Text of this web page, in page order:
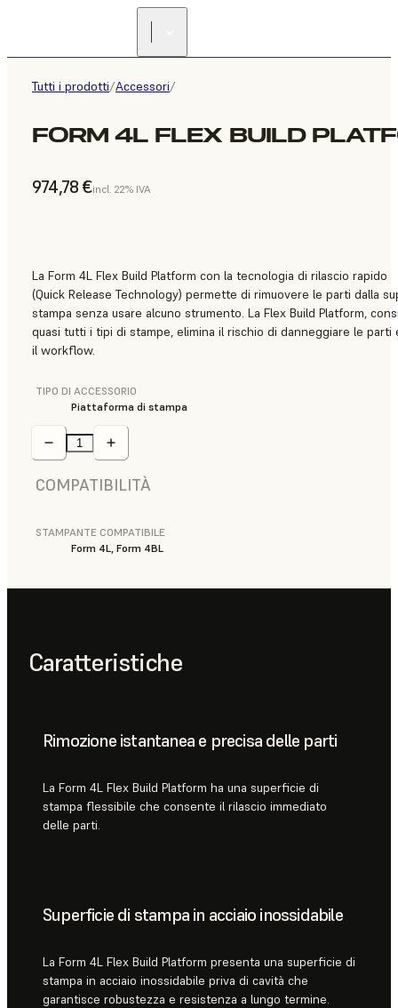
Tutti i prodotti/Accessori/
FORM 4L FLEX BUILD
974,78 €incl. 22% IVA
La Form 4L Flex Build Platform con la tecnologia di rilascio rapido
(Quick Release Technology) permette di rimuovere le parti dalla
stampa senza usare alcuno strumento. La Flex Build Platform,
quasi tutti i tipi di stampe, elimina il rischio di danneggiare le parti
il workflow.
TIPO DI ACCESSORIO
Piattaforma di stampa
COMPATIBILITÀ
STAMPANTE COMPATIBILE
Form 4L, Form 4BL
Caratteristiche
Rimozione istantanea e precisa delle parti
La Form 4L Flex Build Platform ha una superficie di
stampa flessibile che consente il rilascio immediato
delle parti.
Superficie di stampa in acciaio inossidabile
La Form 4L Flex Build Platform presenta una superficie di
stampa in acciaio inossidabile priva di cavità che
garantisce robustezza e resistenza a lungo termine.